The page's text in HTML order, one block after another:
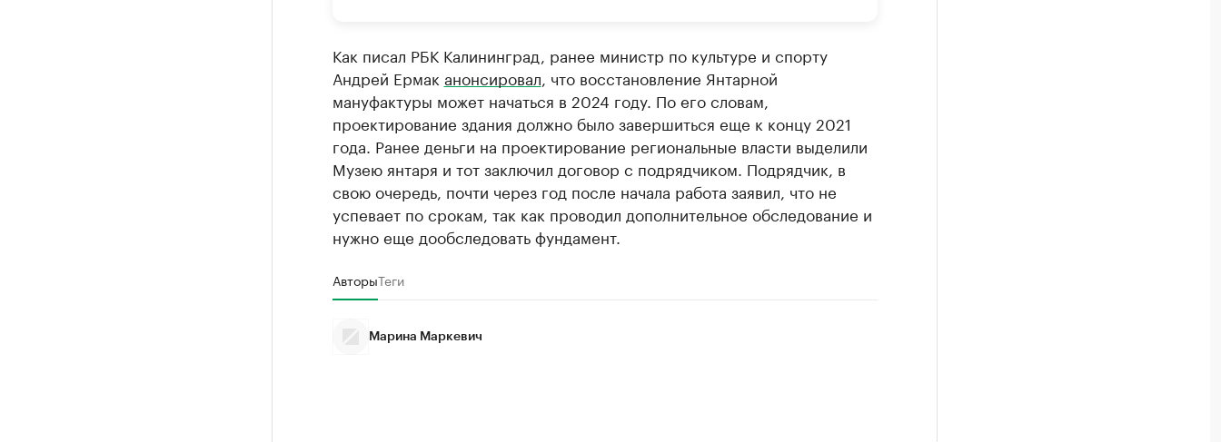
Как писал РБК Калининград, ранее министр по культуре и спорту
Андрей Ермак анонсировал , что восстановление Янтарной
мануфактуры может начаться в 2024 году. По его словам,
проектирование здания должно было завершиться еще к концу 2021
года. Ранее деньги на проектирование региональные власти выделили
Музею янтаря и тот заключил договор с подрядчиком. Подрядчик, в
свою очередь, почти через год после начала работа заявил, что не
успевает по срокам, так как проводил дополнительное обследование и
нужно еще дообследовать фундамент.
АвторыТеги
Марина Маркевич